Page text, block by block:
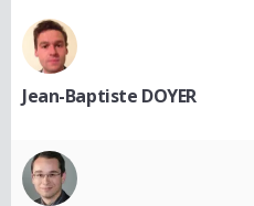
Jean-Baptiste DOYER